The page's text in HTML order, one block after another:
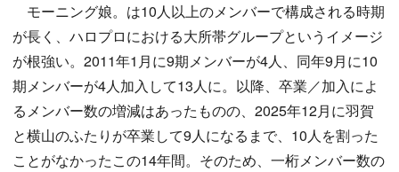
モーニング娘。は10人以上のメンバーで構成される時期
が長く、ハロプロにおける大所帯グループというイメージ
が根強い。2011年1月に9期メンバーが4人、同年9月に10
期メンバーが4人加入して13人に。以降、卒業／加入によ
るメンバー数の増減はあったものの、2025年12月に羽賀
と横山のふたりが卒業して9人になるまで、10人を割った
ことがなかったこの14年間。そのため、一桁メンバー数の